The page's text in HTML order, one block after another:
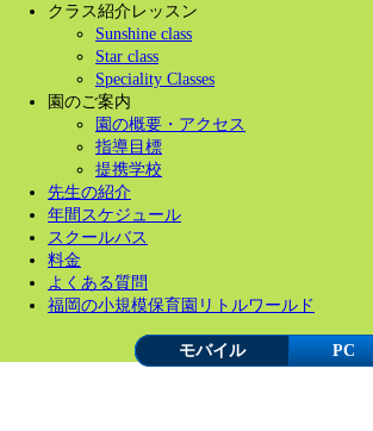
クラス紹介レッスン
Sunshine class
Star class
Speciality Classes
園のご案内
園の概要・アクセス
指導目標
提携学校
先生の紹介
年間スケジュール
スクールバス
料金
よくある質問
福岡の小規模保育園リトルワールド
モバイル PC